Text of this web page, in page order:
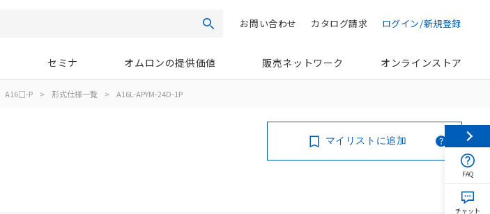
検索 ログイン/新規登録
カタログ請求
お問い合わせ
セミナ オムロンの提供価値 販売ネットワーク オンラインストア
A16□-P > 形式仕様一覧 > A16L-APYM-24D-1P
マイリストに追加
FAQ
チャット